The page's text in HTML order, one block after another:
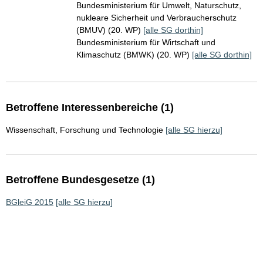
Bundesministerium für Umwelt, Naturschutz,
nukleare Sicherheit und Verbraucherschutz
(BMUV) (20. WP) [alle SG dorthin]
Bundesministerium für Wirtschaft und
Klimaschutz (BMWK) (20. WP) [alle SG dorthin]
Betroffene Interessenbereiche (1)
Wissenschaft, Forschung und Technologie [alle SG hierzu]
Betroffene Bundesgesetze (1)
BGleiG 2015 [alle SG hierzu]